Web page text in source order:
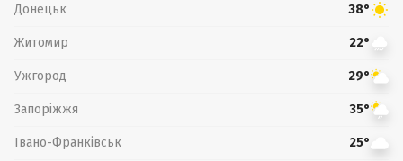
Донецьк 38°
Житомир 22°
Ужгород 29°
Запоріжжя 35°
Івано-Франківськ 25°